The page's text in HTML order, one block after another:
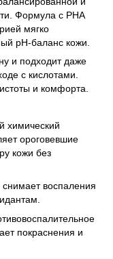
Формула с PHA
мягко
pH-баланс кожи.
и подходит даже
с кислотами.
и комфорта.
химический
ороговевшие
кожи без
снимает воспаления
покраснения и